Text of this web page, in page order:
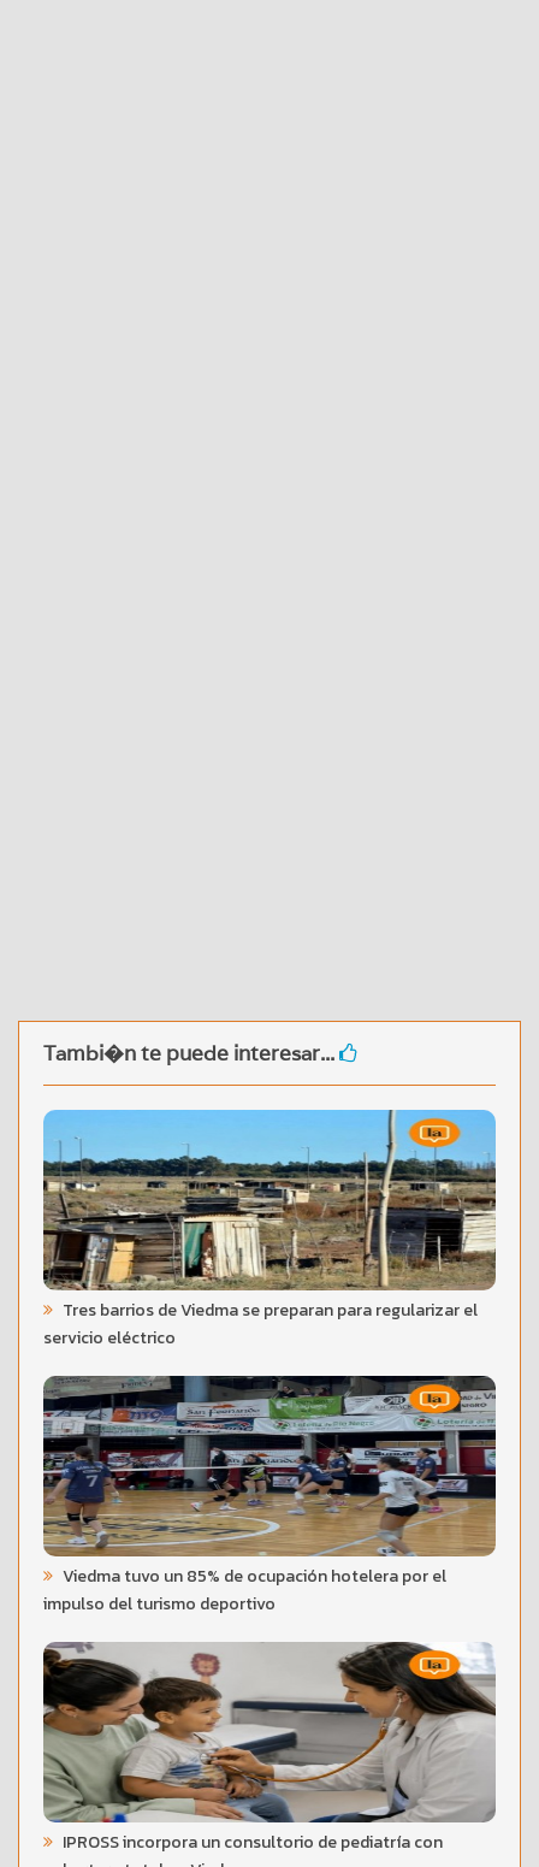
Tambi�n te puede interesar...
Tres barrios de Viedma se preparan para regularizar el
servicio eléctrico
Viedma tuvo un 85% de ocupación hotelera por el
impulso del turismo deportivo
IPROSS incorpora un consultorio de pediatría con